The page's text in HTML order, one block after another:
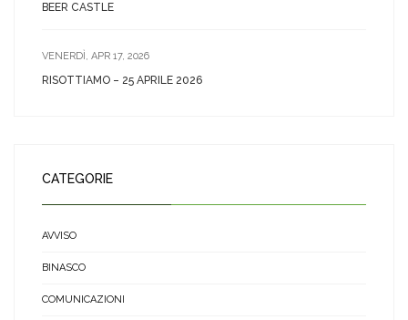
BEER CASTLE
VENERDÌ, APR 17, 2026
RISOTTIAMO – 25 APRILE 2026
CATEGORIE
AVVISO
BINASCO
COMUNICAZIONI